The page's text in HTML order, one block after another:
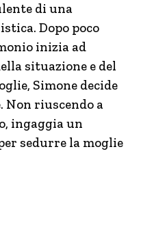
di una
Dopo poco
inizia ad
situazione e del
Simone decide
Non riuscendo a
ingaggia un
sedurre la moglie